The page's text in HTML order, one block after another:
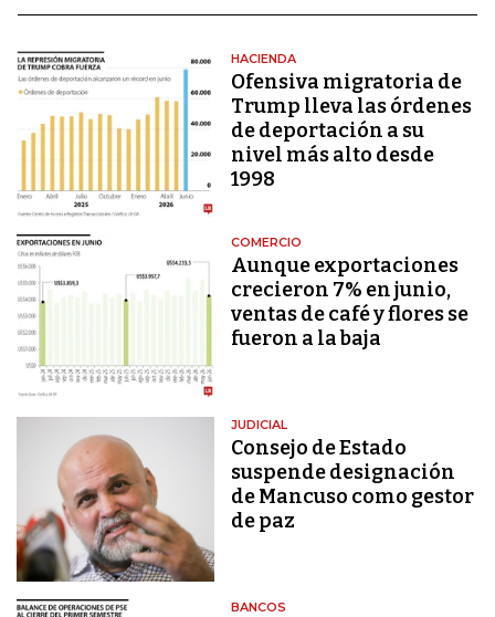
HACIENDA
Ofensiva migratoria de
Trump lleva las órdenes
de deportación a su
nivel más alto desde
1998
COMERCIO
Aunque exportaciones
crecieron 7% en junio,
ventas de café y flores se
fueron a la baja
JUDICIAL
Consejo de Estado
suspende designación
de Mancuso como gestor
de paz
BANCOS